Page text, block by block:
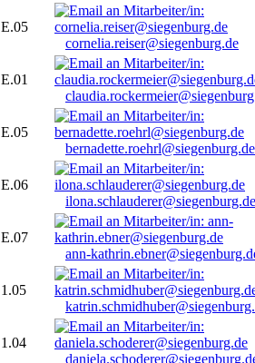
E.05
cornelia.reiser@siegenburg.de
E.01
E.05
bernadette.roehrl@siegenburg.de
E.06
ilona.schlauderer@siegenburg.de
E.07
ann-
1.05
1.04